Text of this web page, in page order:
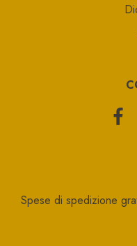
Spese di spedizione